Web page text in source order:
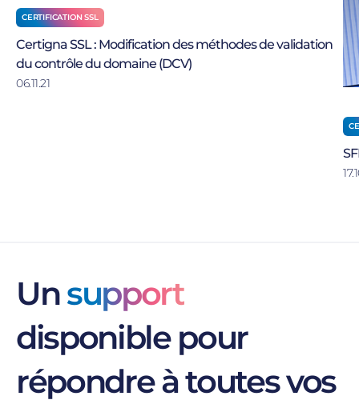
CERTIFICATION SSL
Certigna SSL : Modification des méthodes de validation
du contrôle du domaine (DCV)
06.11.21
Unsupport
disponible pour
répondre à toutes vos